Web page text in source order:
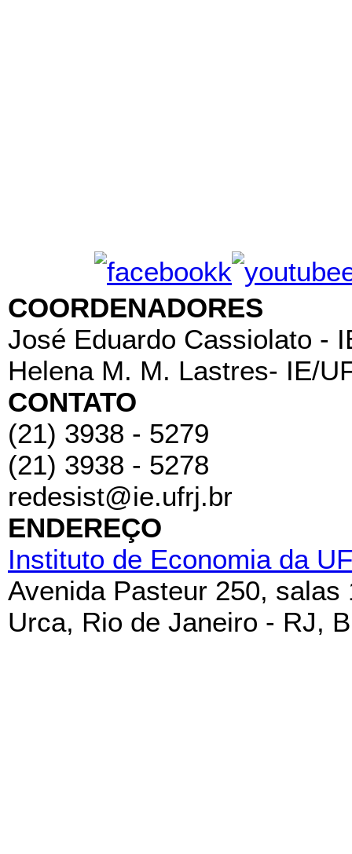
COORDENADORES
José Eduardo Cassiolato -
Helena M. M. Lastres- IE/
CONTATO
(21) 3938 - 5279
(21) 3938 - 5278
redesist@ie.ufrj.br
ENDEREÇO
Instituto de Economia da
Avenida Pasteur 250, salas
Urca, Rio de Janeiro - RJ,